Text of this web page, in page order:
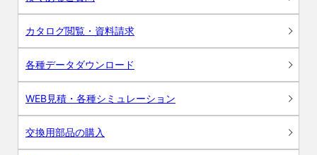
カタログ閲覧・資料請求
各種データダウンロード
WEB見積・各種シミュレーション
交換用部品の購入